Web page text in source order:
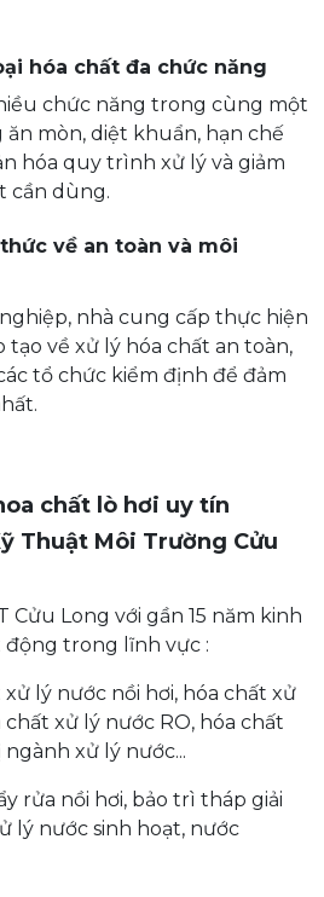
hóa chất đa chức năng
chức năng trong cùng một
mòn, diệt khuẩn, hạn chế
hóa quy trình xử lý và giảm
cần dùng.
về an toàn và môi
nhà cung cấp thực hiện
về xử lý hóa chất an toàn,
tổ chức kiểm định để đảm
chất lò hơi uy tín
Thuật Môi Trường Cửu
Cửu Long với gần 15 năm kinh
trong lĩnh vực :
lý nước nồi hơi, hóa chất xử
chất xử lý nước RO, hóa chất
xử lý nước...
rửa nồi hơi, bảo trì tháp giải
lý nước sinh hoạt, nước